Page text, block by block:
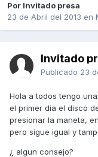
Por Invitado presa
23 de Abril del 2013 en
Invitado
Publicado 23
Hola a todos tengo
el primer dia el disco
presionar la maneta,
pero sigue igual y
¿ algun consejo?